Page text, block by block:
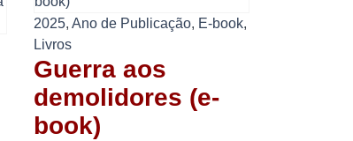
2025, Ano de Publicação, E-book,
Livros
Guerra aos
demolidores (e-
book)